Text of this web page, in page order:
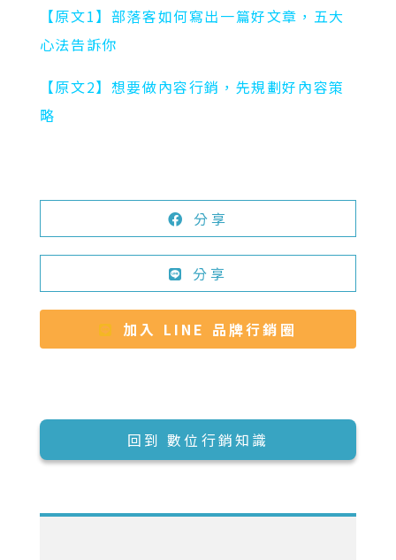
【原文1】部落客如何寫出一篇好文章，五大
心法告訴你
【原文2】想要做內容行銷，先規劃好內容策
略
分享
分享
加入 LINE 品牌行銷圈
回到 數位行銷知識